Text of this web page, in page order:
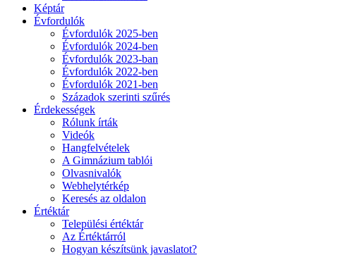
Képtár
Évfordulók
Évfordulók 2025-ben
Évfordulók 2024-ben
Évfordulók 2023-ban
Évfordulók 2022-ben
Évfordulók 2021-ben
Századok szerinti szűrés
Érdekességek
Rólunk írták
Videók
Hangfelvételek
A Gimnázium tablói
Olvasnivalók
Webhelytérkép
Keresés az oldalon
Értéktár
Települési értéktár
Az Értéktárról
Hogyan készítsünk javaslatot?